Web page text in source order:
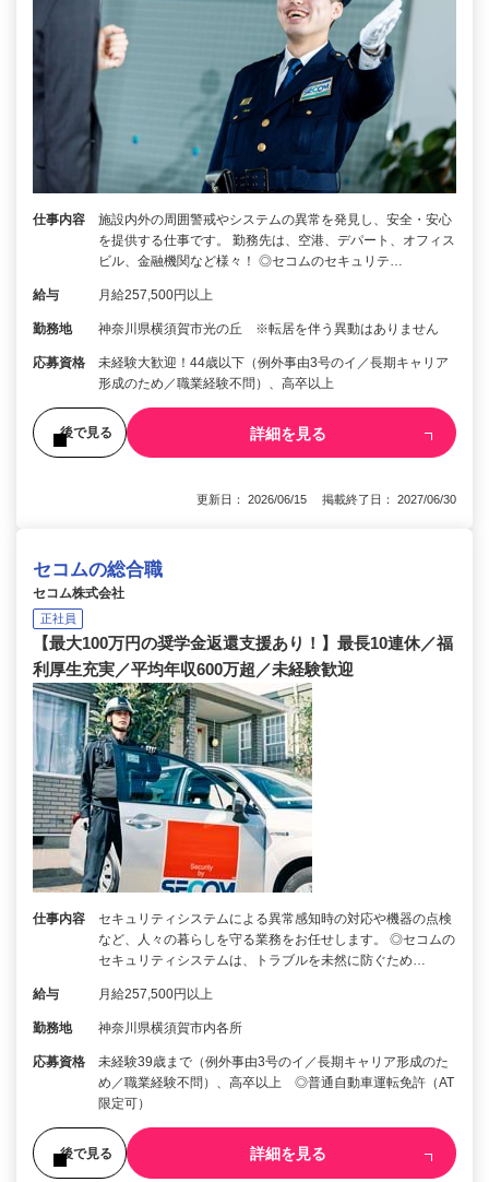
仕事内容
施設内外の周囲警戒やシステムの異常を発見し、安全・安心
を提供する仕事です。 勤務先は、空港、デパート、オフィス
ビル、金融機関など様々！ ◎セコムのセキュリテ…
給与 月給257,500円以上
勤務地 神奈川県横須賀市光の丘 ※転居を伴う異動はありません
応募資格
未経験大歓迎！44歳以下（例外事由3号のイ／長期キャリア
形成のため／職業経験不問）、高卒以上
後で見る 詳細を見る
更新日： 2026/06/15 掲載終了日： 2027/06/30
セコムの総合職
セコム株式会社
正社員
【最大100万円の奨学金返還支援あり！】最長10連休／福
利厚生充実／平均年収600万超／未経験歓迎
仕事内容
セキュリティシステムによる異常感知時の対応や機器の点検
など、人々の暮らしを守る業務をお任せします。 ◎セコムの
セキュリティシステムは、トラブルを未然に防ぐため…
給与 月給257,500円以上
勤務地 神奈川県横須賀市内各所
応募資格
未経験39歳まで（例外事由3号のイ／長期キャリア形成のた
め／職業経験不問）、高卒以上 ◎普通自動車運転免許（AT
限定可）
後で見る 詳細を見る